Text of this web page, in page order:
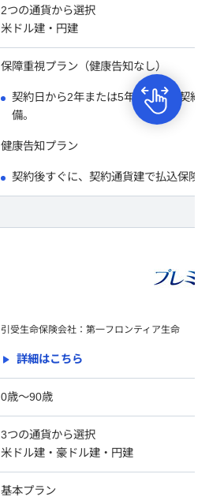
2つの通貨から選択
米ドル建・円建
保障重視プラン（健康告知なし）
契約日から2年または5年経過後、契約
備。
健康告知プラン
契約後すぐに、契約通貨建で払込保険
引受生命保険会社：第一フロンティア生命
詳細はこちら
0歳〜90歳
3つの通貨から選択
米ドル建・豪ドル建・円建
基本プラン